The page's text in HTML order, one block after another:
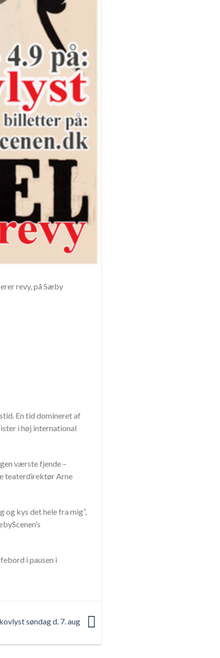
revy, på Sæby
En tid domineret af
i høj international
værste fjende –
teaterdirektør Arne
kys det hele fra mig”,
i pausen i
søndag d. 7. aug